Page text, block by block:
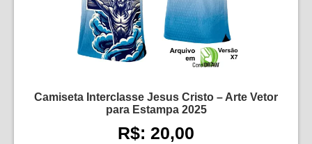
Camiseta Interclasse Jesus Cristo – Arte Vetor
para Estampa 2025
R$: 20,00